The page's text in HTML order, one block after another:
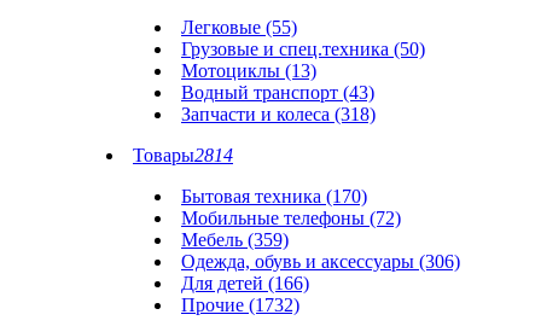
Легковые (55)
Грузовые и спец.техника (50)
Мотоциклы (13)
Водный транспорт (43)
Запчасти и колеса (318)
Товары2814
Бытовая техника (170)
Мобильные телефоны (72)
Мебель (359)
Одежда, обувь и аксессуары (306)
Для детей (166)
Прочие (1732)